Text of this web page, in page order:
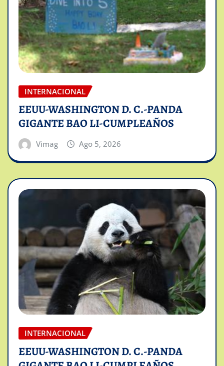
INTERNACIONAL
EEUU-WASHINGTON D. C.-PANDA
GIGANTE BAO LI-CUMPLEAÑOS
Vimag Ago 5, 2026
INTERNACIONAL
EEUU-WASHINGTON D. C.-PANDA